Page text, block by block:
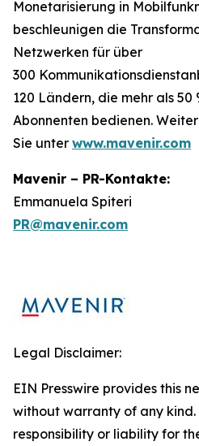
Monetarisierung in
beschleunigen die
Netzwerken für über
300
120 Ländern, die mehr als
Abonnenten bedienen.
Sie unter www.mavenir.com
Mavenir – PR-Kontakte:
Emmanuela Spiteri
PR@mavenir.com
Legal Disclaimer:
EIN Presswire provides this
without warranty of any
responsibility or liability for